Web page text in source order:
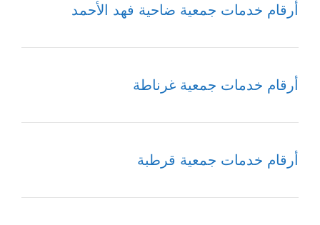
أرقام خدمات جمعية ضاحية فهد الأحمد
أرقام خدمات جمعية غرناطة
أرقام خدمات جمعية قرطبة